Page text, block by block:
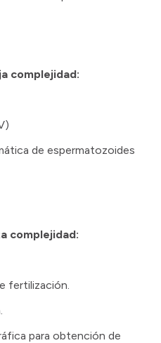
complejidad:
de espermatozoides
complejidad:
fertilización.
para obtención de